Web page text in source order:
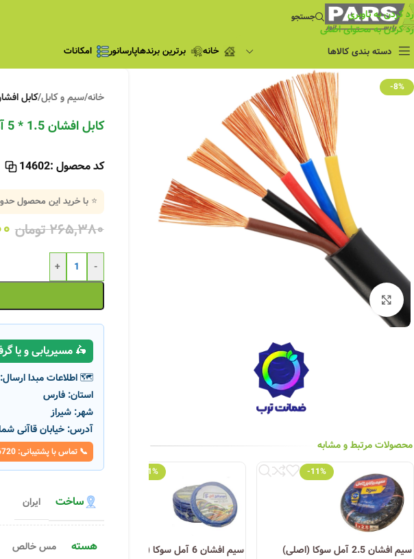
رد کردن به ناوبری
رد کردن به محتوای اصلی
جستجو
دسته بندی کالاها
چراغ مطالعه
فروش ویژه
چراغ اضطراری و
فروش ویژه
ریسه شلنگی و لاین نوری
پروژکتور و نورافکن
چراغ خطی
چراغ سقفی (هالوژن)
خانه برترین برندهاپارسانور امکانات
-8%
بزرگنمایی تصویر
محصولات مرتبط و مشابه
-11%
سیم افشان 2.5 آمل سوکا (اصلی)
-11%
سیم افشان 6 آمل سوکا (اصلی) سیم ۰.۷۵ افشان شیرکوه یزد
خانه/سیم و کابل/کابل افشان 1.5 * 5 آمل
کابل افشان 1.5 * 5 آمل سوکا (اصلی)
کد محصول :14602
⭐ با خرید این محصول
۲۶۵,۳۸۰تومان
-
+
🛵 مسیریابی و یا
🗺️ اطلاعات مبدا ارسال:
استان:فارس
شهر:شیراز
آدرس:خیابان قاآنی شمالی-
📞 تماس با پشتیبانی: 09190836720
ساخت ایران
هسته مس خالص